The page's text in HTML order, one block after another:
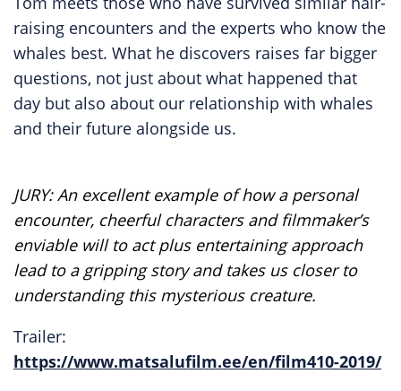
raising encounters and the experts who know the
whales best. What he discovers raises far bigger
questions, not just about what happened that
day but also about our relationship with whales
and their future alongside us.
JURY: An excellent example of how a personal
encounter, cheerful characters and filmmaker’s
enviable will to act plus entertaining approach
lead to a gripping story and takes us closer to
understanding this mysterious creature.
Trailer:
https://www.matsalufilm.ee/en/film410-2019/